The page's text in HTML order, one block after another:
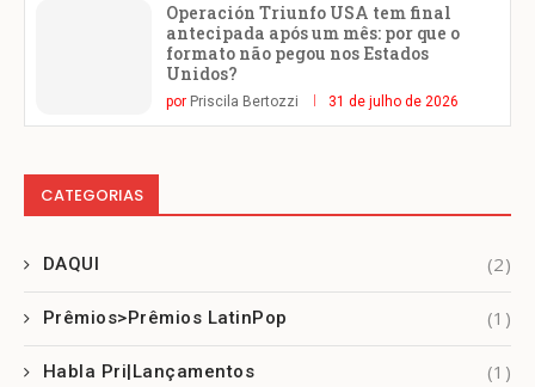
Operación Triunfo USA tem final
antecipada após um mês: por que o
formato não pegou nos Estados
Unidos?
por Priscila Bertozzi 31 de julho de 2026
CATEGORIAS
DAQUI (2)
Prêmios>Prêmios LatinPop (1)
Habla Pri|Lançamentos (1)